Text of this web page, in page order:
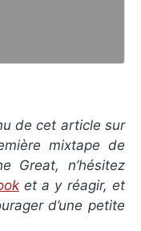
de cet article sur
mixtape de
Great, n’hésitez
et a y réagir, et
d’une petite